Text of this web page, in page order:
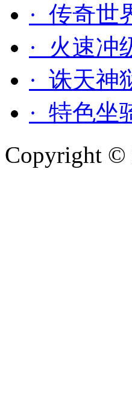
· 传奇世
· 火速冲
· 诛天神
· 特色坐
Copyright ©